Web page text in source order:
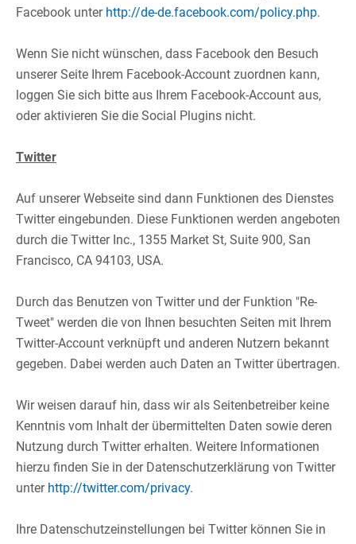
Facebook unter http://de-de.facebook.com/policy.php.​
Wenn Sie nicht wünschen, dass Facebook den Besuch
unserer Seite Ihrem Facebook-Account zuordnen kann,
loggen Sie sich bitte aus Ihrem Facebook-Account aus,
oder aktivieren Sie die Social Plugins nicht.​
Twitter
Auf unserer Webseite sind dann Funktionen des Dienstes
Twitter eingebunden. Diese Funktionen werden angeboten
durch die Twitter Inc., 1355 Market St, Suite 900, San
Francisco, CA 94103, USA.​
Durch das Benutzen von Twitter und der Funktion "Re-
Tweet" werden die von Ihnen besuchten Seiten mit Ihrem
Twitter-Account verknüpft und anderen Nutzern bekannt
gegeben. Dabei werden auch Daten an Twitter übertragen.​
Wir weisen darauf hin, dass wir als Seitenbetreiber keine
Kenntnis vom Inhalt der übermittelten Daten sowie deren
Nutzung durch Twitter erhalten. Weitere Informationen
hierzu finden Sie in der Datenschutzerklärung von Twitter
unter http://twitter.com/privacy.​
Ihre Datenschutzeinstellungen bei Twitter können Sie in